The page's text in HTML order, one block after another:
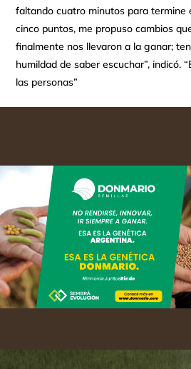
faltando cuatro minutos para termine
cinco puntos, me propuso cambios
finalmente nos llevaron a la ganar;
humildad de saber escuchar”, indicó.
las personas”